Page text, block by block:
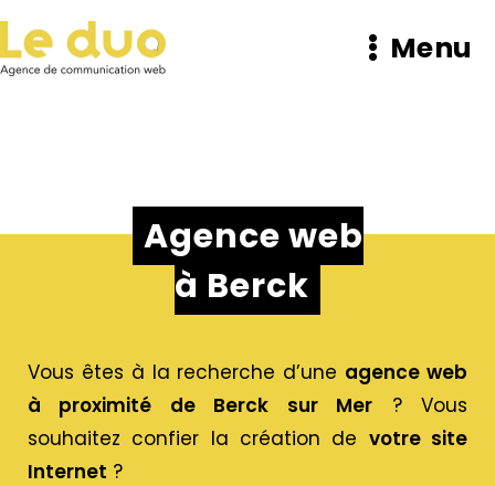
Menu
Agence web
à Berck
Vous êtes à la recherche d’une agence web
à proximité de Berck sur Mer ? Vous
souhaitez confier la création de votre site
Internet ?